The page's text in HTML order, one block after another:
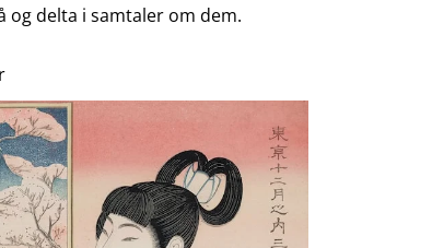
og delta i samtaler om dem.